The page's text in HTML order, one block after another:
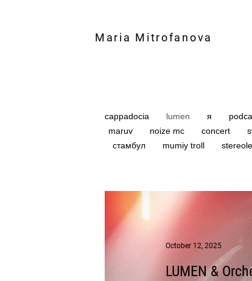
Maria Mitrofanova
cappadocia lumen я
maruv
noize mc concert
стамбул
mumiy troll
October 12, 2025
LUMEN &